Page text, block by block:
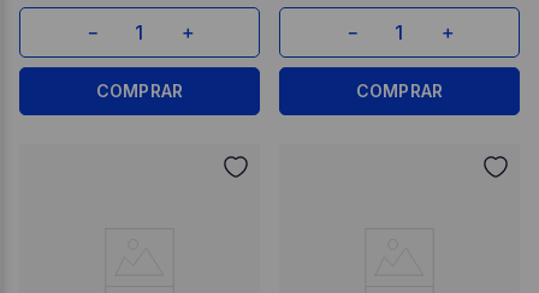
＋
－
COMPRAR
＋
－
COMPRAR